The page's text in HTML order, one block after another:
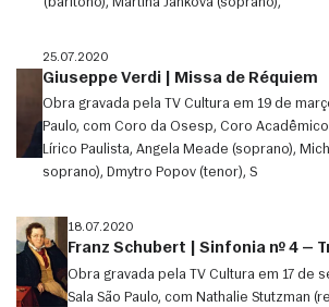
25.07.2020
Giuseppe Verdi | Missa de Réquiem
Obra gravada pela TV Cultura em 19 de
Paulo, com Coro da Osesp, Coro
Lírico Paulista, Angela Meade (soprano),
soprano), Dmytro Popov (tenor), S
18.07.2020
Franz Schubert | Sinfonia nº 4 —
Obra gravada pela TV Cultura em 17 de
Sala São Paulo, com Nathalie Stutzman